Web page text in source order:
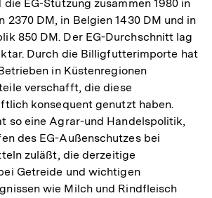
EG-Stützung zusammen 1980 in
2370 DM, in Belgien 1430 DM und in
850 DM. Der EG-Durchschnitt lag
Durch die Billigfutterimporte hat
in Küstenregionen
verschafft, die diese
konsequent genutzt haben.
so eine Agrar-und Handelspolitik,
des EG-Außenschutzes bei
zuläßt, die derzeitige
Getreide und wichtigen
wie Milch und Rindfleisch